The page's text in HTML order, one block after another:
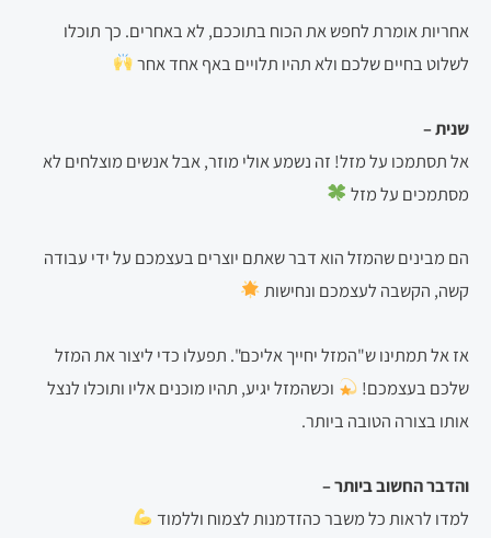
אחריות אומרת לחפש את הכוח בתוככם, לא באחרים. כך תוכלו
לשלוט בחיים שלכם ולא תהיו תלויים באף אחד אחר
שנית –
אלתסתמכו על מזל! זה נשמע אולי מוזר, אבל אנשים מוצלחים לא
מסתמכים על מזל
הם מבינים שהמזל הוא דבר שאתם יוצרים בעצמכם על ידי עבודה
קשה, הקשבה לעצמכם ונחישות
אז אל תמתינו ש"המזל יחייך אליכם". תפעלו כדי ליצור את המזל
שלכם בעצמכם!
וכשהמזל יגיע, תהיו מוכנים אליו ותוכלו לנצל
אותו בצורה הטובה ביותר.
והדבר החשוב ביותר –
למדו לראות כל משבר כהזדמנות לצמוח וללמוד